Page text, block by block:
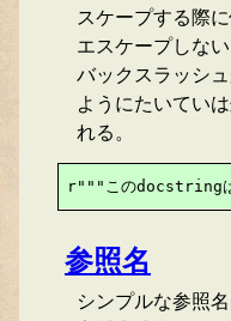
スケープする際
エスケープしな
バックスラッシ
ようにたいてい
れる。
r"""このdocstringは
参照名
シンプルな参照